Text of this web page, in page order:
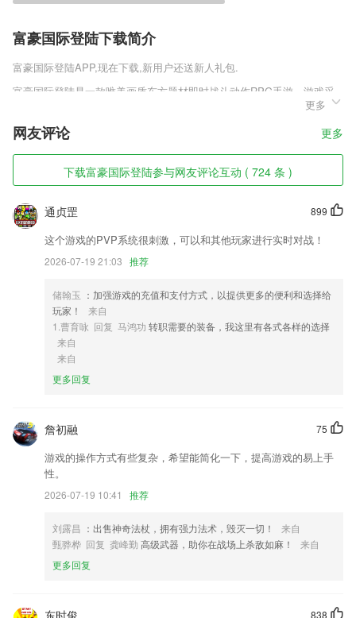
富豪国际登陆下载简介
富豪国际登陆APP,现在下载,新用户还送新人礼包.
富豪国际登陆是一款唯美画质东方题材即时战斗动作RPG手游，游戏采
用最新的3D物理引擎建模，堪比端游的高清画质，匠心设计的人物让你
的眼前一新，扣人心弦的故事情节，让你欲罢不能，玩家将在这里扮演的
是一名修仙者，多样化的结局，玩家可以任意的选择自己的发展路线，喜
欢灵剑仙尊官方版v1.0.0.1这款游戏的玩家千万不要错过!
富豪国际登陆软件特色
1,造价工具
2,全新题库：实时更新考试题库，让您学在考试前沿；
3,发布自己的求职需求，通过筛选找到适合自己的一个工作。
5,正在连接闪送、达达、顺丰、蜂鸟配送
6,土地周围的面积、周长、海拔高度、坡角等信息均可准确获取
富豪国际登陆软件优势
1.这里有知名的专业音乐老师引导和陪伴你一起认知、学习音乐。
3.支持微信、QQ、微博等社交工具，CAD图纸交流再无障碍
4.为数学不好的用户提供了方便，使用代码计算的方式可以轻松计算精准
5.内容紧扣高考大纲，同步精讲，考试拓展，包括重点难点以及单元讲解
富豪国际登陆更新了什么?
修复部分已知bug，优化体验
增加聊天截图播放功能，修复多个问题
更多
网友评论 更多
下载富豪国际登陆参与网友评论互动 ( 724 条 )
899
通贞罡
这个游戏的PVP系统很刺激，可以和其他玩家进行实时对战！
2026-07-19 21:03 推荐
储翰玉 ：加强游戏的充值和支付方式，以提供更多的便利和选择给
玩家！
来自
1.曹育咏 回复 马鸿功 转职需要的装备，我这里有各式各样的选择
来自
来自
更多回复
75
詹初融
游戏的操作方式有些复杂，希望能简化一下，提高游戏的易上手
性。
2026-07-19 10:41 推荐
刘露昌 ：出售神奇法杖，拥有强力法术，毁灭一切！
来自
甄骅桦 回复 龚峰勤 高级武器，助你在战场上杀敌如麻！
来自
更多回复
838
东时俊